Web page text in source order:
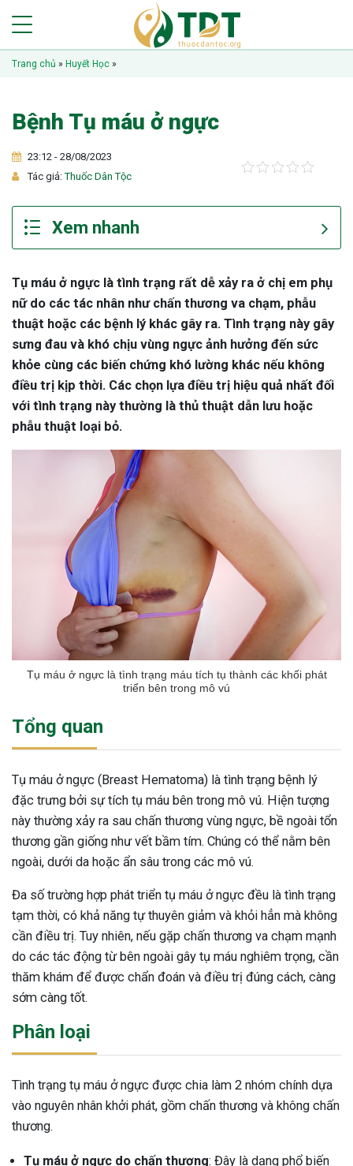
Trang chủ » Huyết Học »
Bệnh Tụ máu ở ngực
23:12 - 28/08/2023
Tác giả:Thuốc Dân Tộc
Tụ máu ở ngực là tình trạng rất dễ xảy ra ở chị em phụ
nữ do các tác nhân như chấn thương va chạm, phẫu
thuật hoặc các bệnh lý khác gây ra. Tình trạng này gây
sưng đau và khó chịu vùng ngực ảnh hưởng đến sức
khỏe cùng các biến chứng khó lường khác nếu không
điều trị kịp thời. Các chọn lựa điều trị hiệu quả nhất đối
với tình trạng này thường là thủ thuật dẫn lưu hoặc
phẫu thuật loại bỏ.
Tụ máu ở ngực là tình trạng máu tích tụ thành các khối phát
triển bên trong mô vú
Tổng quan
Tụ máu ở ngực (Breast Hematoma) là tình trạng bệnh lý
đặc trưng bởi sự tích tụ máu bên trong mô vú. Hiện tượng
này thường xảy ra sau chấn thương vùng ngực, bề ngoài tổn
thương gần giống như vết bầm tím. Chúng có thể nằm bên
ngoài, dưới da hoặc ẩn sâu trong các mô vú.
Đa số trường hợp phát triển tụ máu ở ngực đều là tình trạng
tạm thời, có khả năng tự thuyên giảm và khỏi hẳn mà không
cần điều trị. Tuy nhiên, nếu gặp chấn thương va chạm mạnh
do các tác động từ bên ngoài gây tụ máu nghiêm trọng, cần
thăm khám để được chẩn đoán và điều trị đúng cách, càng
sớm càng tốt.
Phân loại
Tình trạng tụ máu ở ngực được chia làm 2 nhóm chính dựa
vào nguyên nhân khởi phát, gồm chấn thương và không chấn
thương.
Tụ máu ở ngực do chấn thương: Đây là dạng phổ biến